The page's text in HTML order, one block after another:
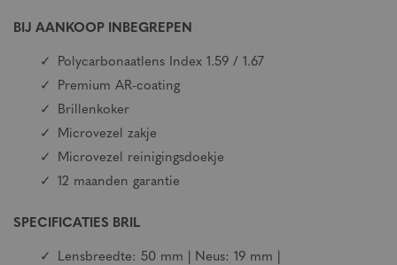
BIJ AANKOOP INBEGREPEN
Polycarbonaatlens Index 1.59 / 1.67
Premium AR-coating
Brillenkoker
Microvezel zakje
Microvezel reinigingsdoekje
12 maanden garantie
SPECIFICATIES BRIL
Lensbreedte: 50 mm | Neus: 19 mm |